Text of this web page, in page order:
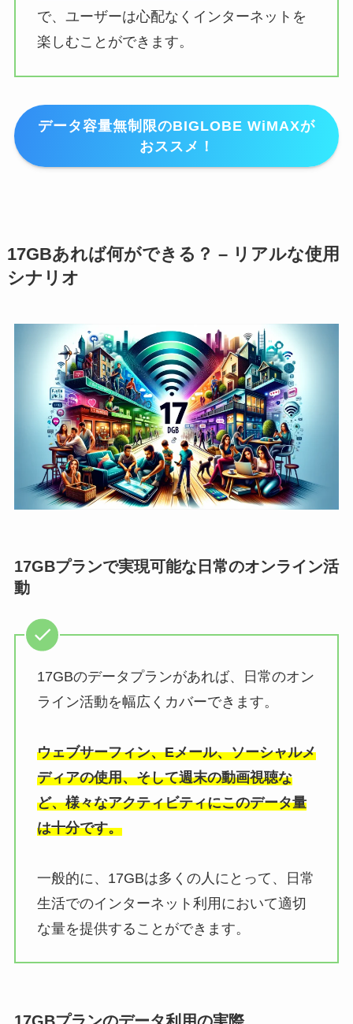
で、ユーザーは心配なくインターネットを
楽しむことができます。
データ容量無制限のBIGLOBE WiMAXが
おススメ！
17GBあれば何ができる？ – リアルな使用
シナリオ
17GBプランで実現可能な日常のオンライン活
動
17GBのデータプランがあれば、日常のオン
ライン活動を幅広くカバーできます。
ウェブサーフィン、Eメール、ソーシャルメ
ディアの使用、そして週末の動画視聴な
ど、様々なアクティビティにこのデータ量
は十分です。
一般的に、17GBは多くの人にとって、日常
生活でのインターネット利用において適切
な量を提供することができます。
17GBプランのデータ利用の実際